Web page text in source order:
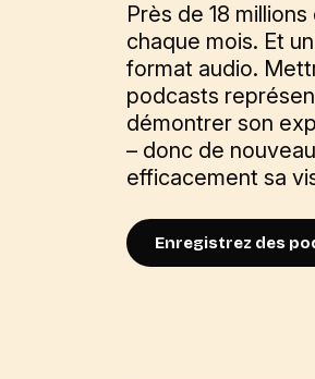
Près de 18
chaque mois. Et
format audio.
podcasts
démontrer son
– donc de
efficacement sa
Enregistrez des